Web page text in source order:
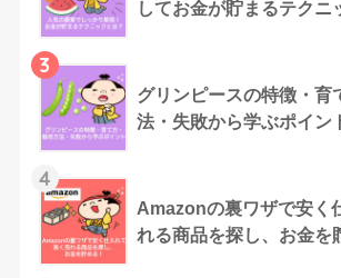
してお金が貯まるテクニ
3
グリンピースの特徴・育
法・失敗から学ぶポイン
4
Amazonの裏ワザで安く
れる商品を探し、お金を